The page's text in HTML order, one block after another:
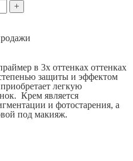
+
в 3х оттенках оттенках
защиты и эффектом
легкую
Крем является
и фотостарения, а
под макияж.